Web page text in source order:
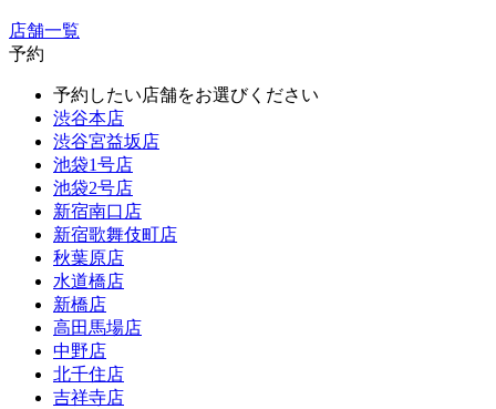
店舗一覧
予約
予約したい店舗をお選びください
渋谷本店
渋谷宮益坂店
池袋1号店
池袋2号店
新宿南口店
新宿歌舞伎町店
秋葉原店
水道橋店
新橋店
高田馬場店
中野店
北千住店
吉祥寺店